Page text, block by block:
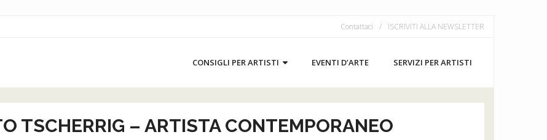
Contattaci ISCRIVITI ALLA NEWSLETTER
CONSIGLI PER ARTISTI EVENTI D’ARTE SERVIZI PER ARTISTI
TSCHERRIG – ARTISTA CONTEMPORANEO